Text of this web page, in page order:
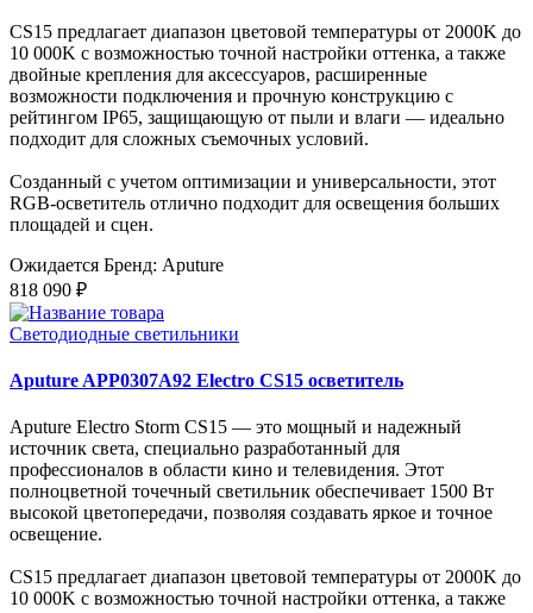
CS15 предлагает диапазон цветовой температуры от 2000K до
10 000K с возможностью точной настройки оттенка, а также
двойные крепления для аксессуаров, расширенные
возможности подключения и прочную конструкцию с
рейтингом IP65, защищающую от пыли и влаги — идеально
подходит для сложных съемочных условий.
Созданный с учетом оптимизации и универсальности, этот
RGB-осветитель отлично подходит для освещения больших
площадей и сцен.
Ожидается Бренд: Aputure
818 090 ₽
Светодиодные светильники
Aputure APP0307A92 Electro CS15 осветитель
Aputure Electro Storm CS15 — это мощный и надежный
источник света, специально разработанный для
профессионалов в области кино и телевидения. Этот
полноцветной точечный светильник обеспечивает 1500 Вт
высокой цветопередачи, позволяя создавать яркое и точное
освещение.
CS15 предлагает диапазон цветовой температуры от 2000K до
10 000K с возможностью точной настройки оттенка, а также